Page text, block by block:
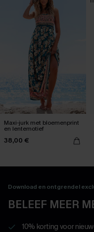
Maxi-jurk met bloemenprint
en lentemotief
38,00 €
Download en ontgrendel
BELEEF MEER
10% korting voor